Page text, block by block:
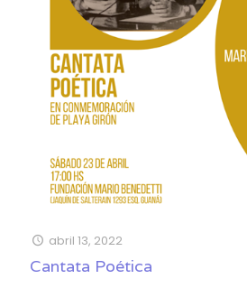
abril 13, 2022
Cantata Poética